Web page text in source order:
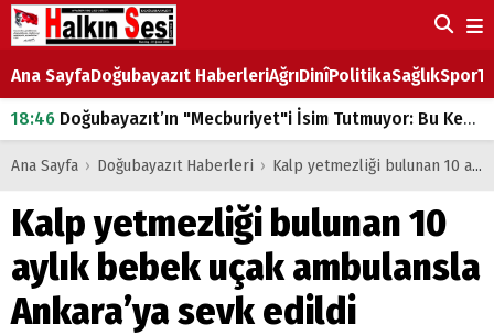
Ana SayfaDoğubayazıt HaberleriAğrıDinîPolitikaSağlıkSpor
18:46 Doğubayazıt’ın "Mecburiyet"i İsim Tutmuyor: Bu Kez de Mem u Zîn Oldu!
07:53Doğubayazıt’ta Ekmek Fiyatlarına Zam
Doğubayazıt'ta çocukların sırtındaki ağır yük
07:00 DEVLET ve HÜKÜMET
18:29ÇARŞI CADDESİ YAZ BOZ TAHTASI
Ana Sayfa › Doğubayazıt Haberleri › Kalp yetmezliği bulunan 10 aylık bebek uçak ambulansla Ankara’ya sevk edildi
Kalp yetmezliği bulunan 10
aylık bebek uçak ambulansla
Ankara’ya sevk edildi